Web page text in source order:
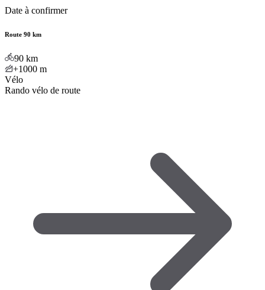
Date à confirmer
Route 90 km
90 km
+1000 m
Vélo
Rando vélo de route